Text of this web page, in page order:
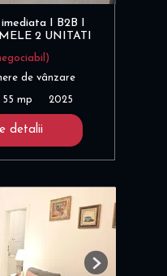
I B2B I
2 UNITATI
de vânzare
55 mp 2025
detalii
Next